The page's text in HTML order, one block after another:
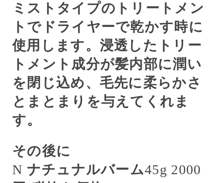
ミストタイプのトリートメン
トでドライヤーで乾かす時に
使用します。浸透したトリー
トメント成分が髪内部に潤い
を閉じ込め、毛先に柔らかさ
とまとまりを与えてくれま
す。
その後に
N ナチュナルバーム45g 2000